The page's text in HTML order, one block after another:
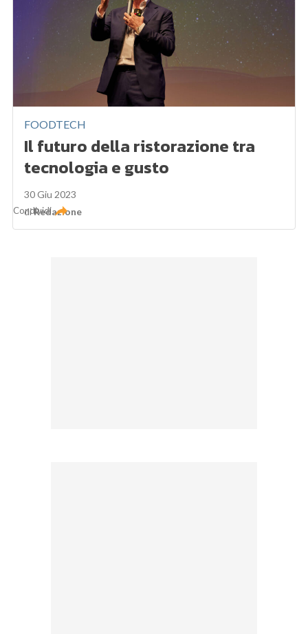
FOODTECH
Il futuro della ristorazione tra
tecnologia e gusto
30 Giu 2023
diRedazione
Condividi